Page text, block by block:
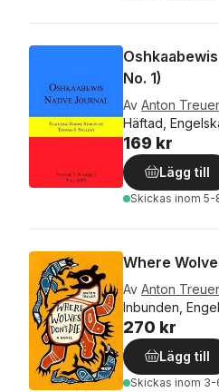
No. 1)
Av Anton Treuer
Häftad,
169 kr
Lägg till
Skickas inom 5-
Where
Av Anton Treuer
Inbunden,
270 kr
Lägg till
Skickas inom 3-